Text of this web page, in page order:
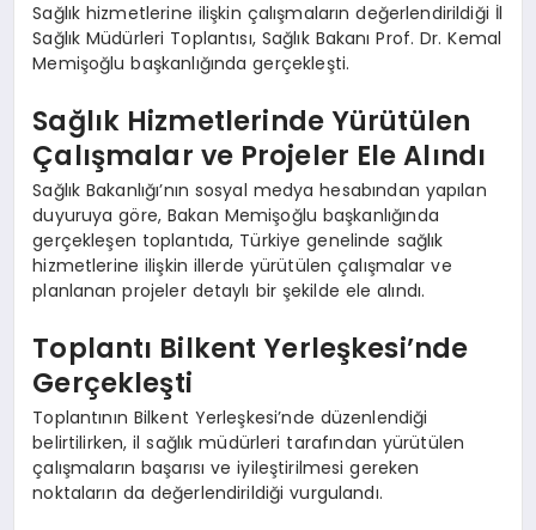
Sağlık hizmetlerine ilişkin çalışmaların değerlendirildiği İl
Sağlık Müdürleri Toplantısı, Sağlık Bakanı Prof. Dr. Kemal
Memişoğlu başkanlığında gerçekleşti.
Sağlık Hizmetlerinde Yürütülen
Çalışmalar ve Projeler Ele Alındı
Sağlık Bakanlığı’nın sosyal medya hesabından yapılan
duyuruya göre, Bakan Memişoğlu başkanlığında
gerçekleşen toplantıda, Türkiye genelinde sağlık
hizmetlerine ilişkin illerde yürütülen çalışmalar ve
planlanan projeler detaylı bir şekilde ele alındı.
Toplantı Bilkent Yerleşkesi’nde
Gerçekleşti
Toplantının Bilkent Yerleşkesi’nde düzenlendiği
belirtilirken, il sağlık müdürleri tarafından yürütülen
çalışmaların başarısı ve iyileştirilmesi gereken
noktaların da değerlendirildiği vurgulandı.